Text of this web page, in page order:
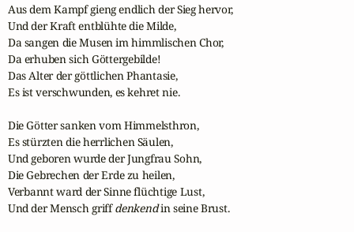
Aus dem Kampf gieng endlich der Sieg hervor,
Und der Kraft entblühte die Milde,
Da sangen die Musen im himmlischen Chor,
Da erhuben sich Göttergebilde!
Das Alter der göttlichen Phantasie,
Es ist verschwunden, es kehret nie.
Die Götter sanken vom Himmelsthron,
Es stürzten die herrlichen Säulen,
Und geboren wurde der Jungfrau Sohn,
Die Gebrechen der Erde zu heilen,
Verbannt ward der Sinne flüchtige Lust,
Und der Mensch griff denkend in seine Brust.